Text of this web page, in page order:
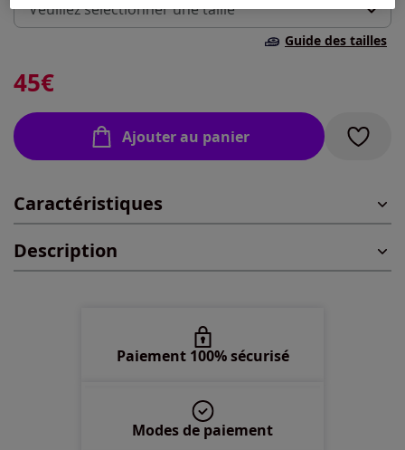
Veuillez sélectionner une taille
Disponible dans 7 semaines
42 -Disponible dans 7 semaines
44 -Disponible dans 7 semaines
Disponible dans 7 semaines
Disponible dans 7 semaines
Guide des tailles
45€
Ajouter au panier
Caractéristiques
Description
Paiement 100% sécurisé
Modes de paiement